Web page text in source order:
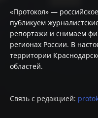
«Протокол» —
публикуем
репортажи и снимаем
регионах России. В
территории
областей.
Связь с редакцией: